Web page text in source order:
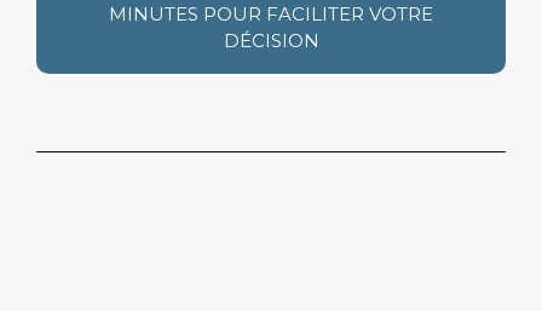
MINUTES POUR FACILITER VOTRE
DÉCISION